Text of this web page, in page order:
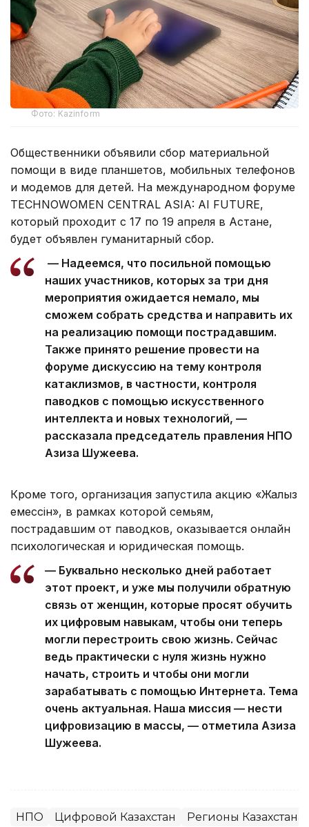
Фото: Kazinform
Общественники объявили сбор материальной
помощи в виде планшетов, мобильных телефонов
и модемов для детей. На международном форуме
TECHNOWOMEN СENTRAL ASIA: AI FUTURE,
который проходит с 17 по 19 апреля в Астане,
будет объявлен гуманитарный сбор.
— Надеемся, что посильной помощью
наших участников, которых за три дня
мероприятия ожидается немало, мы
сможем собрать средства и направить их
на реализацию помощи пострадавшим.
Также принято решение провести на
форуме дискуссию на тему контроля
катаклизмов, в частности, контроля
паводков с помощью искусственного
интеллекта и новых технологий, —
рассказала председатель правления НПО
Азиза Шужеева.
Кроме того, организация запустила акцию «Жалғыз
емессін», в рамках которой семьям,
пострадавшим от паводков, оказывается онлайн
психологическая и юридическая помощь.
— Буквально несколько дней работает
этот проект, и уже мы получили обратную
связь от женщин, которые просят обучить
их цифровым навыкам, чтобы они теперь
могли перестроить свою жизнь. Сейчас
ведь практически с нуля жизнь нужно
начать, строить и чтобы они могли
зарабатывать с помощью Интернета. Тема
очень актуальная. Наша миссия — нести
цифровизацию в массы, — отметила Азиза
Шужеева.
НПО Цифровой Казахстан Регионы Казахстана